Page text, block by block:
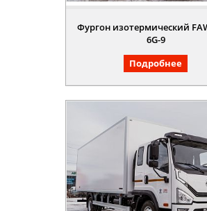
Фургон изотермический
6G-9
Подробнее